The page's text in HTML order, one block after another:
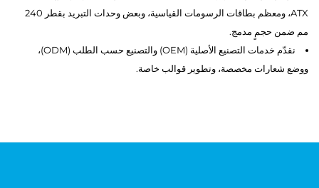
ATX، ومعظم بطاقات الرسومات القياسية، وبعض وحدات التبريد بقطر 240
مم ضمن حجمٍ مدمج.
نقدّم خدمات التصنيع الأصلية (OEM) والتصنيع حسب الطلب (ODM)،
ووضع شعارات مخصصة، وتطوير قوالب خاصة.